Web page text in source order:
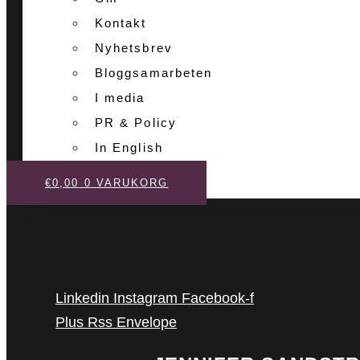
Kontakt
Nyhetsbrev
Bloggsamarbeten
I media
PR & Policy
In English
€0,00 0 VARUKORG
Linkedin Instagram Facebook-f
Plus Rss Envelope